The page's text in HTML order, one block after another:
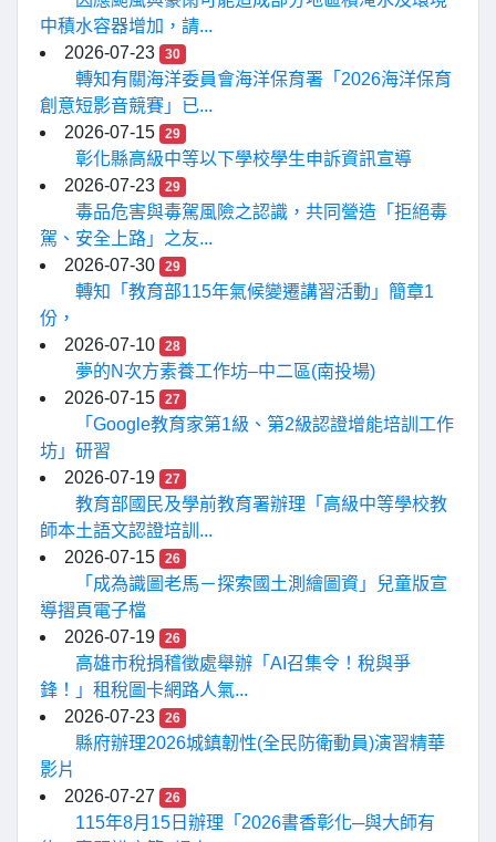
中積水容器增加，請...
2026-07-23
30
轉知有關海洋委員會海洋保育署「2026海洋保育
創意短影音競賽」已...
2026-07-15
29
彰化縣高級中等以下學校學生申訴資訊宣導
2026-07-23
29
毒品危害與毒駕風險之認識，共同營造「拒絕毒
駕、安全上路」之友...
2026-07-30
29
轉知「教育部115年氣候變遷講習活動」簡章1
份，
2026-07-10
28
夢的N次方素養工作坊–中二區(南投場)
2026-07-15
27
「Google教育家第1級、第2級認證增能培訓工作
坊」研習
2026-07-19
27
教育部國民及學前教育署辦理「高級中等學校教
師本土語文認證培訓...
2026-07-15
26
「成為識圖老馬－探索國土測繪圖資」兒童版宣
導摺頁電子檔
2026-07-19
26
高雄市稅捐稽徵處舉辦「AI召集令！稅與爭
鋒！」租稅圖卡網路人氣...
2026-07-23
26
縣府辦理2026城鎮韌性(全民防衛動員)演習精華
影片
2026-07-27
26
115年8月15日辦理「2026書香彰化─與大師有